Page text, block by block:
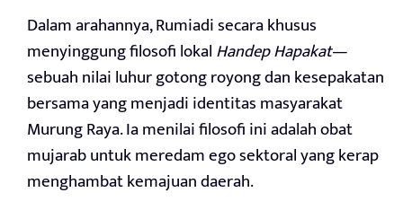
Dalam arahannya, Rumiadi secara khusus
menyinggung filosofi lokalHandep Hapakat—
sebuah nilai luhur gotong royong dan kesepakatan
bersama yang menjadi identitas masyarakat
Murung Raya. Ia menilai filosofi ini adalah obat
mujarab untuk meredam ego sektoral yang kerap
menghambat kemajuan daerah.